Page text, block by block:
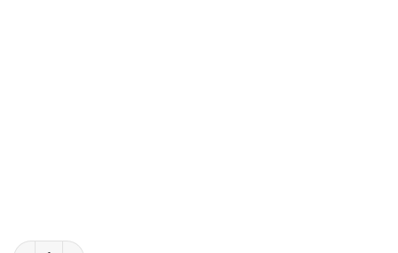
Mert Ali isimli Denizci Hastane Bebek Kapı Süsü adet